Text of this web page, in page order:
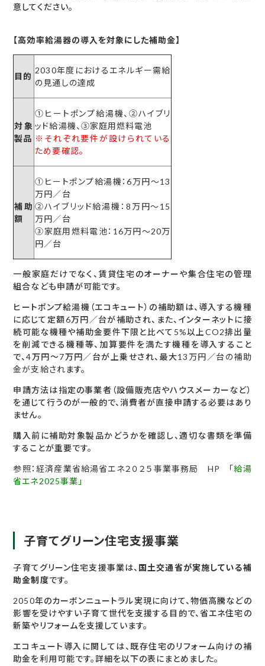
意してください。
【高効率給湯器の導入を対象にした補助金】
目的
2030年度におけるエネルギー需給
の見通しの達成
対象
製品
①ヒートポンプ給湯機、②ハイブリ
ッド給湯機、③家庭用燃料電池
※それぞれ要件が設けられている
ため要確認。
補助
額
①ヒートポンプ給湯機：6万円〜13
万円／台
②ハイブリッド給湯機：8万円〜15
万円／台
③家庭用燃料電池：16万円〜20万
円／台
一般家庭だけでなく、賃貸住宅のオーナーや集合住宅の管理
組合なども申請が可能です。
ヒートポンプ給湯機（エコキュート）の補助額は、導入する機種
に応じて定額6万円／台が補助され、また、インターネットに接
続可能な機種や補助金要件下限と比べて5%以上CO2排出量
を削減できる機種等、加算要件を満たす機種を導入すること
で、4万円～7万円／台が上乗せされ、最大13万円／台の補助
金が支給されます。
申請方法は指定の事業者（設備販売店やハウスメーカーなど）
を通じて行うのが一般的で、消費者が直接申請する必要はあり
ません。
購入前に補助対象製品かどうかを確認し、適切な書類を準備
することが重要です。
参照：経済産業省給湯省エネ２０２５事業事務局 HP 「給湯
省エネ2025事業」
子育てグリーン住宅支援事業
子育てグリーン住宅支援事業は、 国土交通省が実施している補
助金制度です。
2050年のカーボンニュートラル実現に向けて、物価高騰などの
影響を受けやすい子育て世代を支援する目的で、省エネ住宅の
新築やリフォームを支援しています。
エコキュート導入に関しては、既存住宅のリフォーム向けの補
助金を利用可能です。詳細を以下の表にまとめました。